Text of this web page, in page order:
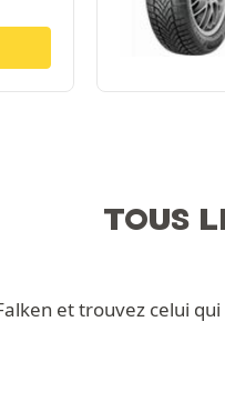
TOUS
et trouvez celui